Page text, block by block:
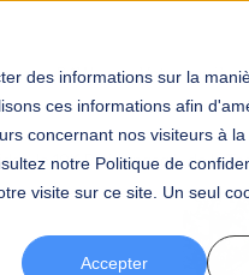
des informations sur la
ces informations afin
concernant nos visiteurs à
notre Politique de
visite sur ce site. Un seul
Accepter
BAW Votre carrière
le 10K Paris engagé, de la